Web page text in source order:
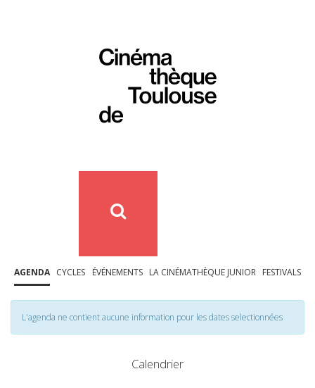
AGENDA CYCLES ÉVÉNEMENTS LA CINÉMATHÈQUE JUNIOR FESTIVALS
L'agenda ne contient aucune information pour les dates selectionnées
Calendrier